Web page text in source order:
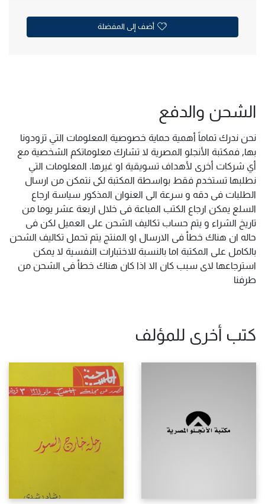
أضف إلى المفضلة
الشحن والدفع
نحن ندرك تماماً أهمية حماية خصوصية المعلومات التي تزودونا
بها, فمكتبة الأنجلو المصرية لا تشارك معلوماتكم الشخصية مع
أي شركات أخرى لأهداف تسويقية او غيرها. المعلومات التي
نطلبها تستخدم فقط بواسطة المكتبة لكى نتمكن من ارسال
الطلبات فى دقه و سرعة الى العنوان المذكور سياسة ارجاع
السلع يمكن ارجاع الكتب المباعة فى خلال اربعة عشر يوما من
تاريخ الشراء و يتم حساب تكاليف الشحن على العميل لكن فى
حاله ان هناك خطأ فى الارسال او المنتج يتم تحمل تكاليف الشحن
بالكامل على المكتبة اما بالنسبة للاختبارات النفسية لا يمكن
استرجاعها لاى سبب كان الا اذا كان هناك خطأ فى الشحن من
طرفنا
كتب أخرى للمؤلف